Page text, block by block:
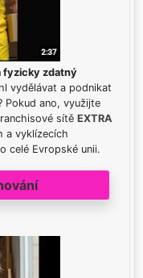
fyzicky zdatný
vydělávat a podnikat
Pokud ano, využijte
sítě EXTRA
a vyklízecích
celé Evropské unii.